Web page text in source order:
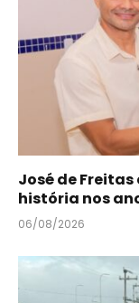
José de
história nos
06/08/2026